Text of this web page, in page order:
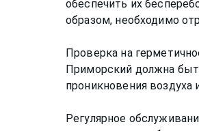
обеспечить их
образом, необходимо
Проверка на
Приморский должна
проникновения воздуха
Регулярное